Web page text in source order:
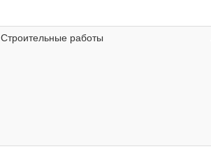
Строительные работы